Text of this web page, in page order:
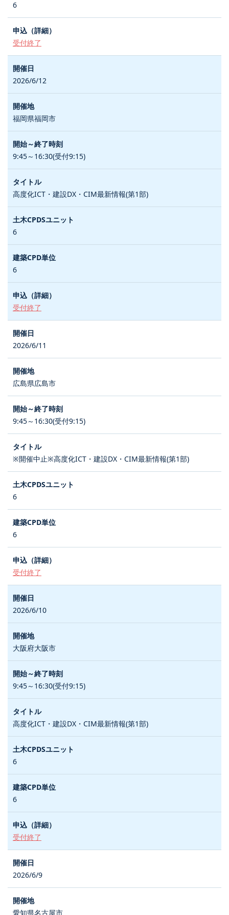
6
受付終了
2026/6/12
福岡県福岡市
9:45～16:30(受付9:15)
高度化ICT・建設DX・CIM最新情報(第1部)
6
6
受付終了
2026/6/11
広島県広島市
9:45～16:30(受付9:15)
※開催中止※高度化ICT・建設DX・CIM最新情報(第1部)
6
6
受付終了
2026/6/10
大阪府大阪市
9:45～16:30(受付9:15)
高度化ICT・建設DX・CIM最新情報(第1部)
6
6
受付終了
2026/6/9
愛知県名古屋市